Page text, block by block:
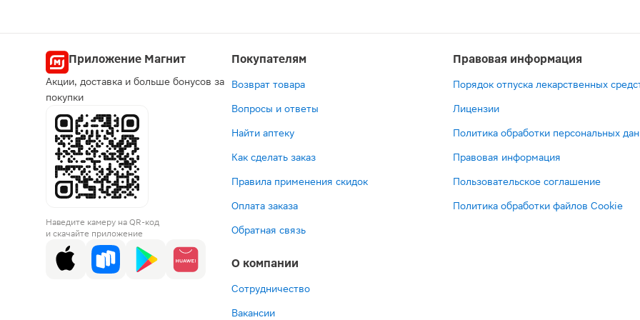
Приложение Магнит
Акции, доставка и больше бонусов за
покупки
Наведите камеру на QR-код
и скачайте приложение
Покупателям
Возврат товара
Вопросы и ответы
Найти аптеку
Как сделать заказ
Правила применения скидок
Оплата заказа
Обратная связь
О компании
Сотрудничество
Вакансии
Правовая информация
Порядок отпуска лекарственных
Лицензии
Политика обработки персональных
Правовая информация
Пользовательское соглашение
Политика обработки файлов Cookie